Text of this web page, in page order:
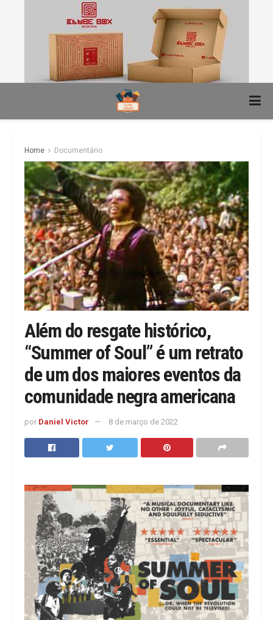
Home Documentário
Além do resgate histórico,
“Summer of Soul” é um retrato
de um dos maiores eventos da
comunidade negra americana
por Daniel Victor 8 de março de 2022